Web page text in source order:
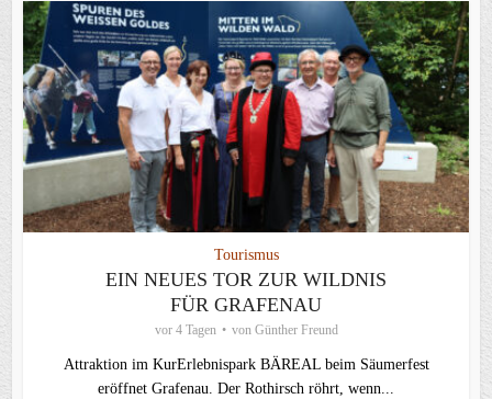
Tourismus
EIN NEUES TOR ZUR WILDNIS
FÜR GRAFENAU
vor 4 Tagen von Günther Freund
Attraktion im KurErlebnispark BÄREAL beim Säumerfest
eröffnet Grafenau. Der Rothirsch röhrt, wenn...